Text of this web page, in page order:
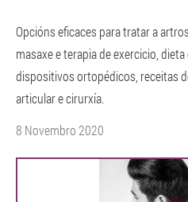
Opcións eficaces para tratar a
masaxe e terapia de exercicio,
dispositivos ortopédicos, receitas
articular e cirurxía.
8 Novembro 2020